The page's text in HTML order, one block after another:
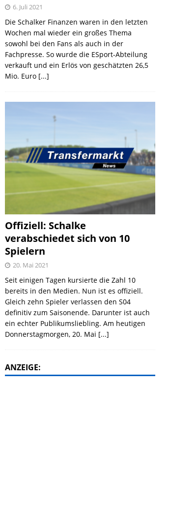
6. Juli 2021
Die Schalker Finanzen waren in den letzten
Wochen mal wieder ein großes Thema
sowohl bei den Fans als auch in der
Fachpresse. So wurde die ESport-Abteilung
verkauft und ein Erlös von geschätzten 26,5
Mio. Euro [...]
Offiziell: Schalke
verabschiedet sich von 10
Spielern
20. Mai 2021
Seit einigen Tagen kursierte die Zahl 10
bereits in den Medien. Nun ist es offiziell.
Gleich zehn Spieler verlassen den S04
definitiv zum Saisonende. Darunter ist auch
ein echter Publikumsliebling. Am heutigen
Donnerstagmorgen, 20. Mai [...]
ANZEIGE: